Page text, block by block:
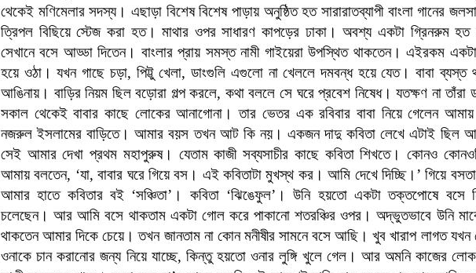
থেকেই মণিমেলার সদস্য। এছাড়া বিশেষ বিশেষ পাড়ায় অনুষ্ঠিত হত সারারাতব্যাপী বাংলা গানের
ত্রিপল বিছিয়ে স্টেজ করা হত। মাথার ওপর সাধারণ কাপড়ের ঢাকা। অবশ্য একটা গ্রিনরুম হত
সেখানে বসে আড্ডা দিতেন। বাংলার প্রায় সমস্ত নামী গাইয়েরা উপস্থিত থাকতেন। এইরকম
হয়ে ওঠা। যখন গাছে চড়া, পিট্টু খেলা, ডাংগুলি এগুলো না খেললে দমবন্ধ হয়ে যেত। বাবা ব্যস্ত
আঙিনায়। বাড়ির নিয়ম ছিল বড়োরা গল্প করলে, কথা বললে সে ঘরে প্রবেশ নিষেধ। যতক্ষণ না তাঁরা
সকাল থেকেই বাবার কাছে লোকের আনাগোনা। তার ভেতর এক রবিবার বাবা নিয়ে গেলেন
নজরুল ইসলামের বাড়িতে। আমার বয়স তখন আট কি নয়। একজন দাদু কবিতা লেখে এটাই ছিল
সেই আমার দেখা প্রথম মহাপুরুষ। যেতাম কাজী সব্যসাচীর কাছে কবিতা শিখতে। কোনও
আমায় বলতেন, ‘যা, বাবার ঘরে গিয়ে বস। এই কবিতাটা মুখস্থ কর। আমি দেখে দিচ্ছি।’ গিয়ে
আমার হাতে কবিতার বই ‘সঞ্চিতা’ । কবিতা ‘ঝিঙেফুল’। উনি হয়তো একটা তক্তপোষে বসে
চলেছেন। আর আমি বসে থাকতাম একটা গোল করে পাকানো শতরঞ্চির ওপর। অদ্ভুতভাবে উনি মাঝে
থাকতেন আমার দিকে চেয়ে। তখন জানতাম না কোন মনীষীর সামনে বসে আছি। খুব খারাপ লাগত যখন
ওনাকে চান করানোর জন্য নিয়ে যাচ্ছে, কিন্তু হয়তো ওনার লুঙ্গি খুলে গেল। আর অমনি কাজের